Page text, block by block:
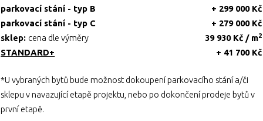
parkovací stání - typ B
+ 299 000 Kč
parkovací stání - typ C
+ 279 000 Kč
sklep: cena dle výměry 39 930 Kč / m2
STANDARD+ + 41 700 Kč
*U vybraných bytů bude možnost dokoupení parkovacího stání a/či
sklepu v navazující etapě projektu, nebo po dokončení prodeje bytů v
první etapě.